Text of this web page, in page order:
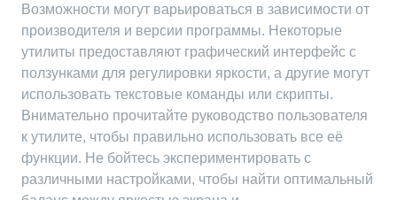
Возможности могут варьироваться в зависимости от
производителя и версии программы. Некоторые
утилиты предоставляют графический интерфейс с
ползунками для регулировки яркости, а другие могут
использовать текстовые команды или скрипты.
Внимательно прочитайте руководство пользователя
к утилите, чтобы правильно использовать все её
функции. Не бойтесь экспериментировать с
различными настройками, чтобы найти оптимальный